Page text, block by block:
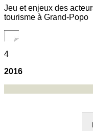
Jeu et enjeux des
tourisme à Grand-Popo
4
2016